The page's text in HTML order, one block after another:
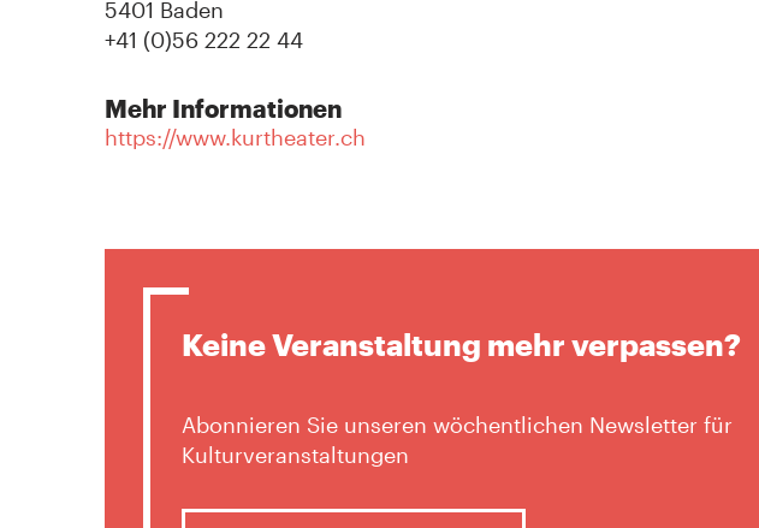
5401 Baden
+41 (0)56 222 22 44
Mehr Informationen
https://www.kurtheater.ch
Keine Veranstaltung mehr verpassen?
Abonnieren Sie unseren wöchentlichen Newsletter für
Kulturveranstaltungen